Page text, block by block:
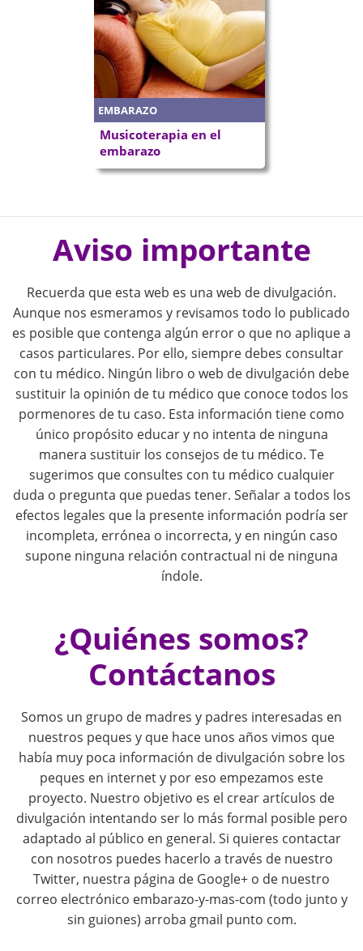
EMBARAZO
Musicoterapia en el
embarazo
P
a
g
Aviso importante
Recuerda que esta web es una web de divulgación.
Aunque nos esmeramos y revisamos todo lo publicado
es posible que contenga algún error o que no aplique a
casos particulares. Por ello, siempre debes consultar
con tu médico. Ningún libro o web de divulgación debe
sustituir la opinión de tu médico que conoce todos los
pormenores de tu caso. Esta información tiene como
único propósito educar y no intenta de ninguna
manera sustituir los consejos de tu médico. Te
sugerimos que consultes con tu médico cualquier
duda o pregunta que puedas tener. Señalar a todos los
efectos legales que la presente información podría ser
incompleta, errónea o incorrecta, y en ningún caso
supone ninguna relación contractual ni de ninguna
índole.
¿Quiénes somos?
Contáctanos
Somos un grupo de madres y padres interesadas en
nuestros peques y que hace unos años vimos que
había muy poca información de divulgación sobre los
peques en internet y por eso empezamos este
proyecto. Nuestro objetivo es el crear artículos de
divulgación intentando ser lo más formal posible pero
adaptado al público en general. Si quieres contactar
con nosotros puedes hacerlo a través de nuestro
Twitter, nuestra página de Google+ o de nuestro
correo electrónico embarazo-y-mas-com (todo junto y
sin guiones) arroba gmail punto com.